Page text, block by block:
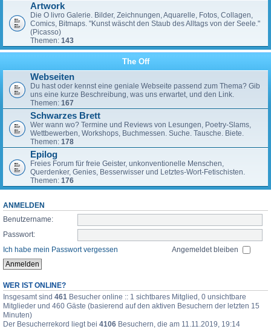
Artwork
Die O livro Galerie. Bilder, Zeichnungen, Aquarelle, Fotos, Collagen,
Comics, Bitmaps. "Kunst wäscht den Staub des Alltags von der Seele."
(Picasso)
Themen: 143
The Off
Webseiten
Du hast oder kennst eine geniale Webseite passend zum Thema? Gib
uns eine kurze Beschreibung, was uns erwartet, und den Link.
Themen: 167
Schwarzes Brett
Wer wann wo? Termine und Reviews von Lesungen, Poetry-Slams,
Wettbewerben, Workshops, Buchmessen. Suche. Tausche. Biete.
Themen: 178
Epilog
Freies Forum für freie Geister, unkonventionelle Menschen,
Querdenker, Genies, Besserwisser und Letztes-Wort-Fetischisten.
Themen: 176
ANMELDEN
Benutzername:
Passwort:
Ich habe mein Passwort vergessen
Angemeldet bleiben
WER IST ONLINE?
Insgesamt sind 461 Besucher online :: 1 sichtbares Mitglied, 0 unsichtbare
Mitglieder und 460 Gäste (basierend auf den aktiven Besuchern der letzten 15
Minuten)
Der Besucherrekord liegt bei 4106 Besuchern, die am 11.11.2019, 19:14